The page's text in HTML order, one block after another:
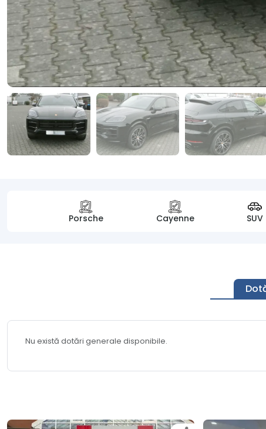
Porsche Cayenne SUV
Nu există dotări generale disponibile.